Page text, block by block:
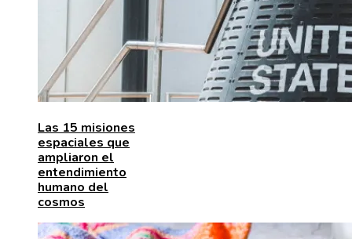
Las 15 misiones
espaciales que
ampliaron el
entendimiento
humano del
cosmos